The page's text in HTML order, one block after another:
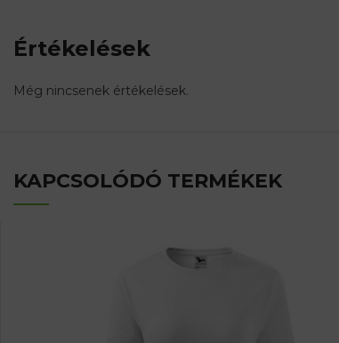
Értékelések
Még nincsenek értékelések.
KAPCSOLÓDÓ TERMÉKEK